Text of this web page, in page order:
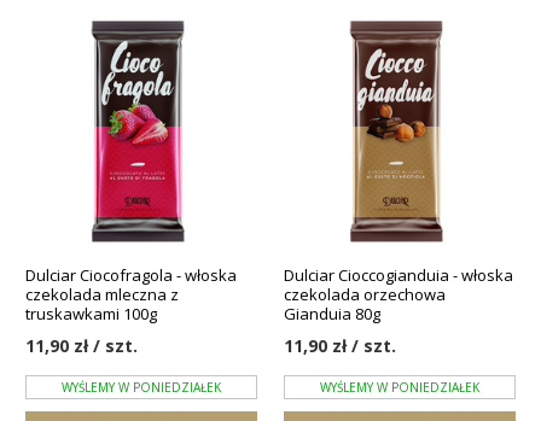
Dulciar Ciocofragola - włoska
czekolada mleczna z
truskawkami 100g
11,90 zł / szt.
WYŚLEMY W PONIEDZIAŁEK
Dulciar Cioccogianduia - włoska
czekolada orzechowa
Gianduia 80g
11,90 zł / szt.
WYŚLEMY W PONIEDZIAŁEK